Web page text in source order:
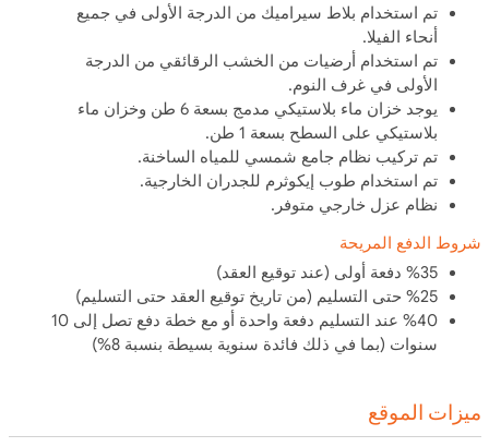
تم استخدام بلاط سيراميك من الدرجة الأولى في جميع
أنحاء الفيلا.
تم استخدام أرضيات من الخشب الرقائقي من الدرجة
الأولى في غرف النوم.
يوجد خزان ماء بلاستيكي مدمج بسعة 6 طن وخزان ماء
بلاستيكي على السطح بسعة 1 طن.
تم تركيب نظام جامع شمسي للمياه الساخنة.
تم استخدام طوب إيكوثرم للجدران الخارجية.
نظام عزل خارجي متوفر.
شروط الدفع المريحة
%35 دفعة أولى (عند توقيع العقد)
%25 حتى التسليم (من تاريخ توقيع العقد حتى التسليم)
%40 عند التسليم دفعة واحدة أو مع خطة دفع تصل إلى 10
سنوات (بما في ذلك فائدة سنوية بسيطة بنسبة 8%)
ميزات الموقع